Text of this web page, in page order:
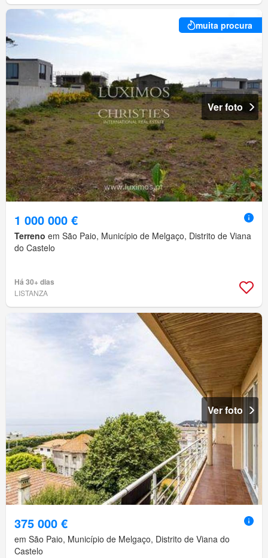
muita procura
Ver foto
1 000 000 €
Terreno em São Paio, Município de Melgaço, Distrito de Viana
do Castelo
Há 30+ dias
LISTANZA
Ver foto
375 000 €
em São Paio, Município de Melgaço, Distrito de Viana do
Castelo